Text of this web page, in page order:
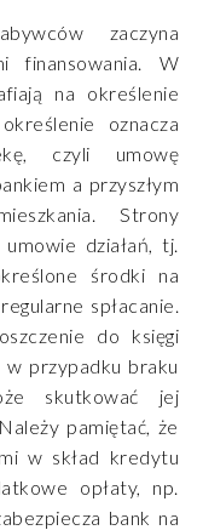
zaczyna
finansowania. W
na określenie
oznacza
czyli umowę
a przyszłym
Strony
działań, tj.
środki na
spłacanie.
do księgi
przypadku braku
skutkować jej
pamiętać, że
w skład kredytu
opłaty, np.
bank na